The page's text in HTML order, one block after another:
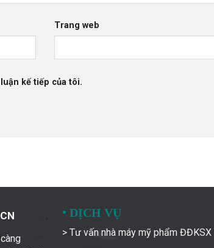
Trang web
kế tiếp của tôi.
• DỊCH VỤ
> Tư vấn nhà máy mỹ phẩm ĐĐKSX